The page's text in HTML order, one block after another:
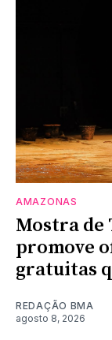
AMAZONAS
Mostra de
promove
gratuitas
REDAÇÃO BMA
agosto 8, 2026